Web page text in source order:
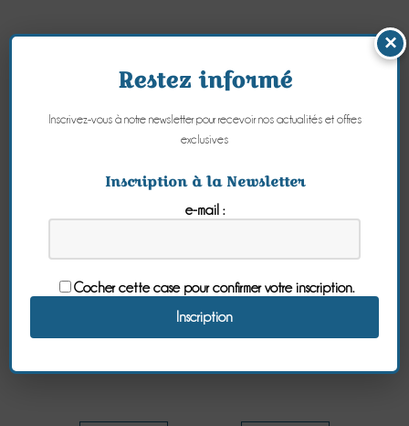
Archives
2026 (9) 2025 (5)
×
Restez informé
Inscrivez-vous à notre newsletter pour recevoir nos actualités et offres
exclusives
Inscription à la Newsletter
e-mail :
Cocher cette case pour confirmer votre inscription.